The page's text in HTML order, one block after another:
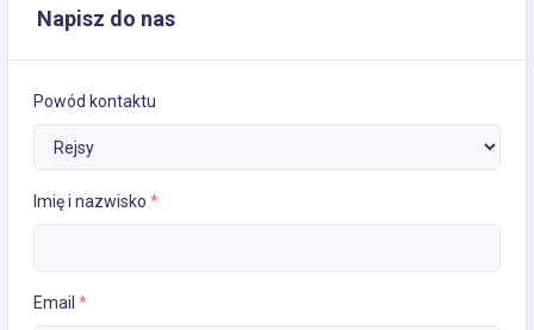
Napisz do nas
Powód kontaktu
Imię i nazwisko *
Email *